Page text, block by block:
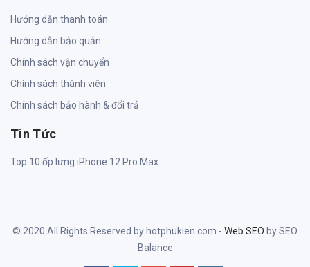
Hướng dẫn thanh toán
Hướng dẫn bảo quản
Chính sách vận chuyển
Chính sách thành viên
Chính sách bảo hành & đổi trả
Tin Tức
Top 10 ốp lưng iPhone 12 Pro Max
© 2020 All Rights Reserved by hotphukien.com - Web SEO by SEO
Balance